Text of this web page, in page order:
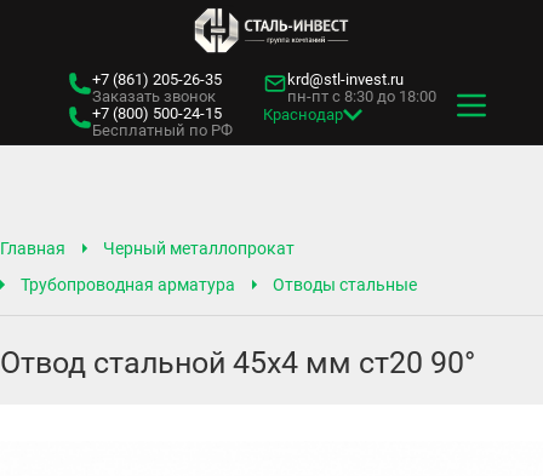
+7 (861) 205-26-35
Заказать звонок
+7 (800) 500-24-15
Бесплатный по РФ
krd@stl-invest.ru
пн-пт с 8:30 до 18:00
Краснодар
Главная
Черный металлопрокат
Трубопроводная арматура
Отводы стальные
Отвод стальной 45х4 мм ст20 90°